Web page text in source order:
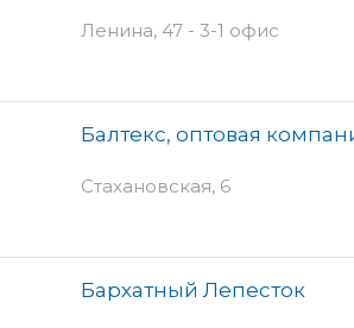
Ленина, 47 - 3-1 офис
Балтекс, оптовая
Стахановская, 6
Бархатный Лепесток